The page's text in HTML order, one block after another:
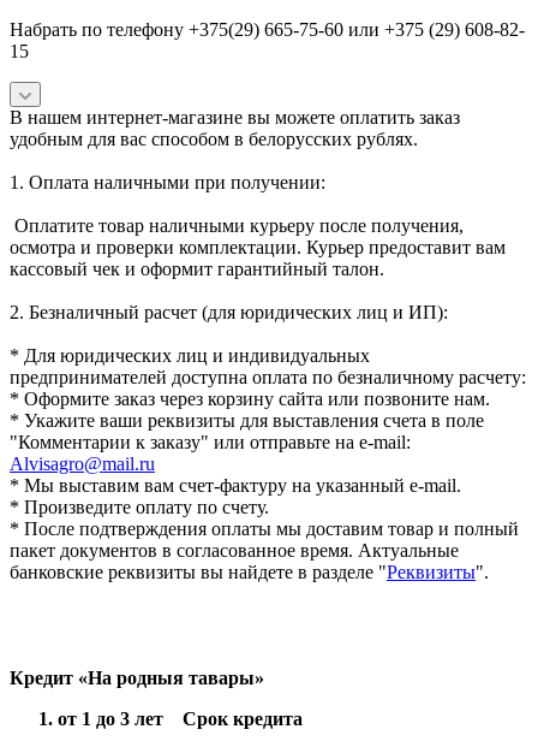
Набрать по телефону +375(29) 665-75-60 или +375 (29) 608-82-
15
В нашем интернет-магазине вы можете оплатить заказ
удобным для вас способом в белорусских рублях.
1. Оплата наличными при получении:
Оплатите товар наличными курьеру после получения,
осмотра и проверки комплектации. Курьер предоставит вам
кассовый чек и оформит гарантийный талон.
2. Безналичный расчет (для юридических лиц и ИП):
* Для юридических лиц и индивидуальных
предпринимателей доступна оплата по безналичному расчету:
* Оформите заказ через корзину сайта или позвоните нам.
* Укажите ваши реквизиты для выставления счета в поле
"Комментарии к заказу" или отправьте на e-mail:
Alvisagro@mail.ru
* Мы выставим вам счет-фактуру на указанный e-mail.
* Произведите оплату по счету.
* После подтверждения оплаты мы доставим товар и полный
пакет документов в согласованное время. Актуальные
банковские реквизиты вы найдете в разделе "Реквизиты".
Кредит «На родныя тавары»
от 1 до 3 лет Срок кредита